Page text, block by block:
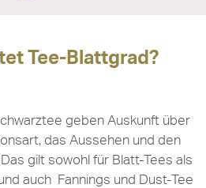
Tee-Blattgrad?
geben Auskunft über
das Aussehen und den
gilt sowohl für Blatt-Tees als
auch Fannings und Dust-Tee